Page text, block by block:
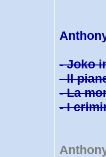
- Joko
- Il
- La
- I